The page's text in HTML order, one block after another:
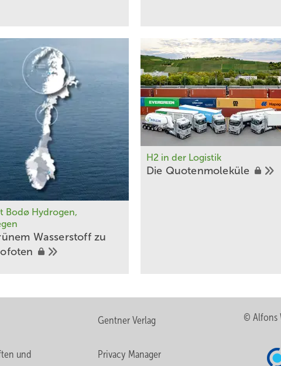
Bodø Hydrogen,
Wasserstoff zu
H2 in der Logistik
Die Quotenmoleküle
Gentner Verlag
und
Privacy Manager
© Alfons